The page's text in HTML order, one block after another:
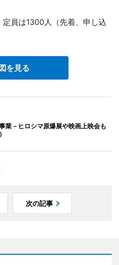
員は1300人（先着、申し込
を見る
業－ヒロシマ原爆展や映画上映会も
次の記事